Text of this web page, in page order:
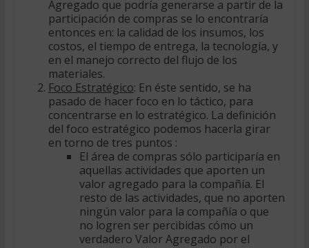
Agregado que podría generarse a partir de la
participación de compras se lo encontraría
entonces en: la calidad de los insumos, los
costos, el tiempo de entrega, la tecnología, y
en el manejo correcto del flujo de los
materiales.
Foco Estratégico: En éste sentido, se ha
pasado de hacer foco en lo táctico, para
concentrarse en lo estratégico. La definición
del foco estratégico podemos hacerla girar
en torno de tres puntos :
El área de compras sólo participaría en
aquellas actividades que aporten un
valor agregado para la compañía. El
resto de las actividades, que no aporten
ningún valor para la compañía o que
no logren ser percibidas cómo un
verdadero Valor Agregado por el